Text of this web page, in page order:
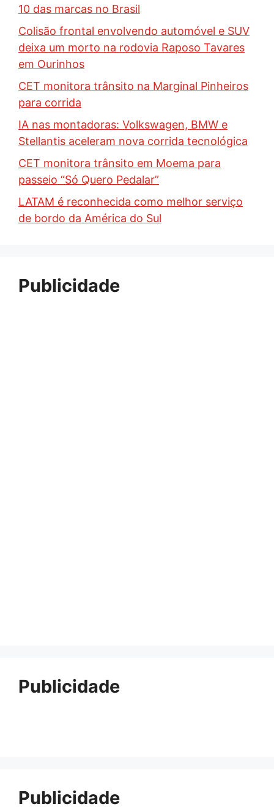
10 das marcas no Brasil
Colisão frontal envolvendo automóvel e SUV
deixa um morto na rodovia Raposo Tavares
em Ourinhos
CET monitora trânsito na Marginal Pinheiros
para corrida
IA nas montadoras: Volkswagen, BMW e
Stellantis aceleram nova corrida tecnológica
CET monitora trânsito em Moema para
passeio “Só Quero Pedalar”
LATAM é reconhecida como melhor serviço
de bordo da América do Sul
Publicidade
Publicidade
Publicidade